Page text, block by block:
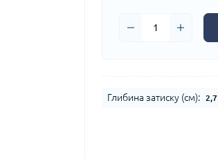
Глибина затиску (см): 2,7